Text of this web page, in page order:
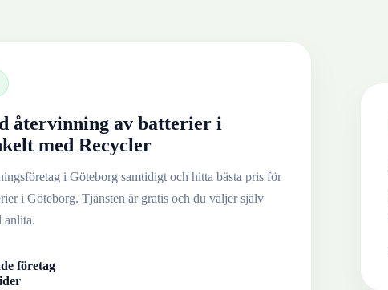
återvinning av batterier i
med Recycler
i Göteborg samtidigt och hitta bästa pris för
i Göteborg. Tjänsten är gratis och du väljer själv
anlita.
företag